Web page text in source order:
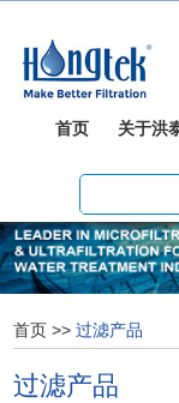
首页 关于洪
首页 >>过滤产品
过滤产品